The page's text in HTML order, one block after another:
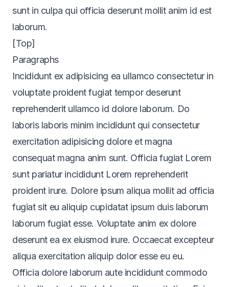
sunt in culpa qui officia deserunt mollit anim id est
laborum.
[Top]
Paragraphs
Incididunt ex adipisicing ea ullamco consectetur in
voluptate proident fugiat tempor deserunt
reprehenderit ullamco id dolore laborum. Do
laboris laboris minim incididunt qui consectetur
exercitation adipisicing dolore et magna
consequat magna anim sunt. Officia fugiat Lorem
sunt pariatur incididunt Lorem reprehenderit
proident irure. Dolore ipsum aliqua mollit ad officia
fugiat sit eu aliquip cupidatat ipsum duis laborum
laborum fugiat esse. Voluptate anim ex dolore
deserunt ea ex eiusmod irure. Occaecat excepteur
aliqua exercitation aliquip dolor esse eu eu.
Officia dolore laborum aute incididunt commodo